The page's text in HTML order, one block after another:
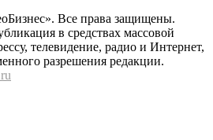
Все права защищены.
в средствах массовой
телевидение, радио и Интернет,
разрешения редакции.